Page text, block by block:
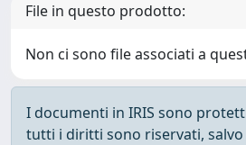
File in questo prodotto:
Non ci sono file associati a
I documenti in IRIS sono
tutti i diritti sono riservati, salvo